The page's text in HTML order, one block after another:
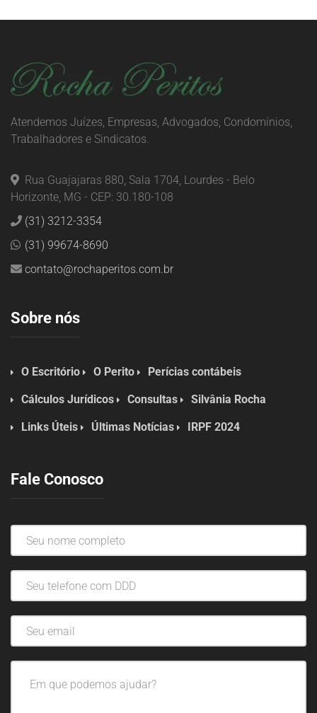
Atendemos Juízes, Empresas, Advogados, Condomínios,
Trabalhadores e Sindicatos.
Rua Guajajaras 880, Sala 1704, Lourdes - Belo
Horizonte, MG - CEP: 30.180-108
(31) 3212-3354
(31) 99674-8690
contato@rochaperitos.com.br
Sobre nós
O Escritório O Perito Perícias contábeis
Cálculos Jurídicos Consultas Silvânia Rocha
Links Úteis Últimas Notícias IRPF 2024
Fale Conosco